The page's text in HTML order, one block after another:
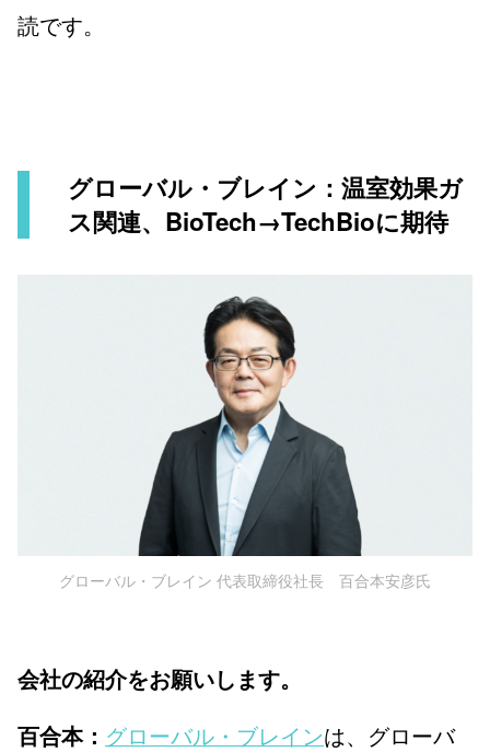
読です。
グローバル・ブレイン：温室効果ガ
ス関連、BioTech→TechBioに期待
グローバル・ブレイン 代表取締役社長 百合本安彦氏
会社の紹介をお願いします。
百合本： グローバル・ブレインは、グローバ